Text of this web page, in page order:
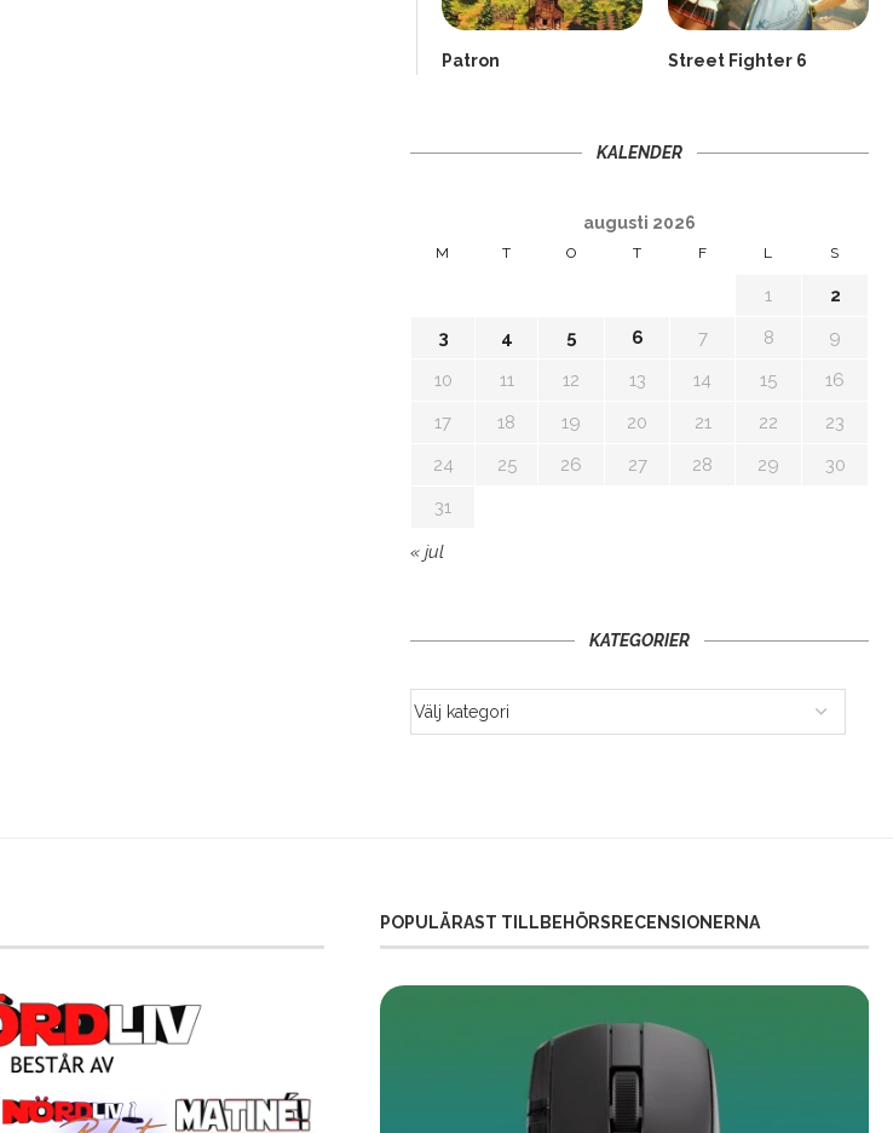
Patron Street Fighter 6
KALENDER
augusti 2026
M T O T F L S
1
2
3
4 5 6 7 8
9
10
11 12 13 14 15
16
17
18 19 20 21 22
23
24
25 26 27 28 29
30
31
« jul
KATEGORIER
POPULÄRAST TILLBEHÖRSRECENSIONERNA